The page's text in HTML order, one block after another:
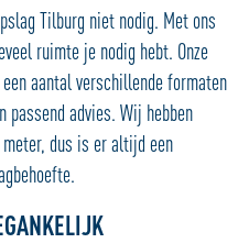
Tilburg niet nodig. Met ons
ruimte je nodig hebt. Onze
aantal verschillende formaten
passend advies. Wij hebben
dus is er altijd een